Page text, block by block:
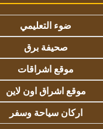
ضوء التعليمي
صحيفة برق
موقع اشراقات
موقع اشراق اون لاين
اركان سياحة وسفر